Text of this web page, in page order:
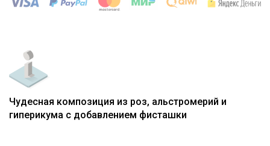
Чудесная композиция из роз, альстромерий и
гиперикума с добавлением фисташки